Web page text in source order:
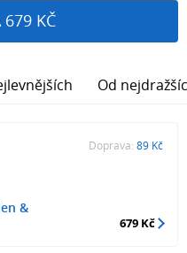
679 KČ
Od
&
Doprava: 89 Kč
679 Kč